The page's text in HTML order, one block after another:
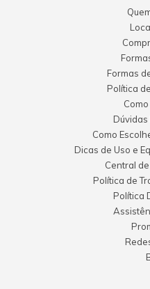
Formas
Política
Como
Dicas de Uso e
Central
Política de
Política